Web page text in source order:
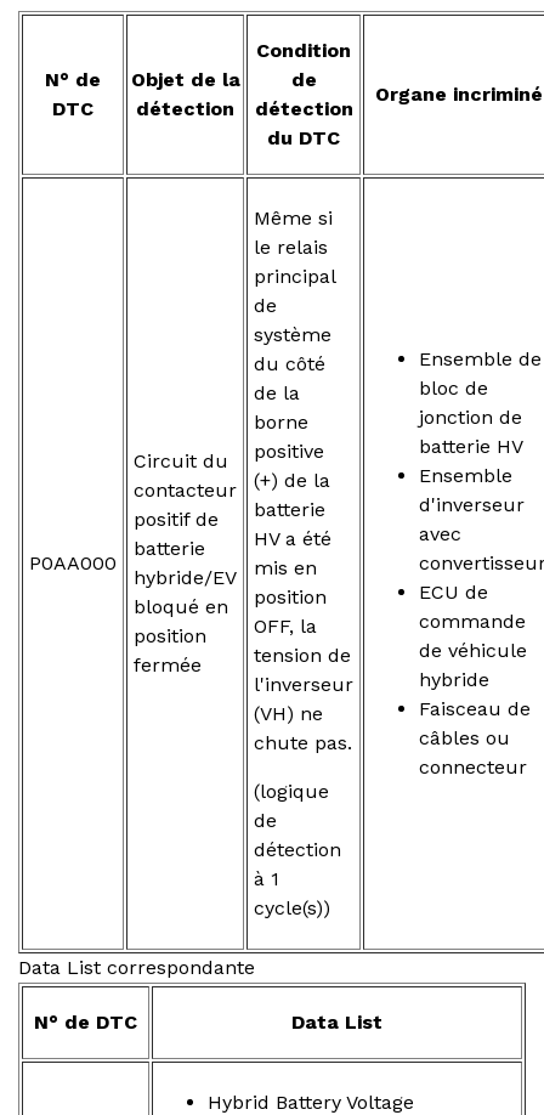
N° de
DTC
Objet de la
détection
Condition
de
détection
du DTC
Organe incriminé
P0AA000
Circuit du
contacteur
positif de
batterie
hybride/EV
bloqué en
position
fermée
Même si
le relais
principal
de
système
du côté
de la
borne
positive
(+) de la
batterie
HV a été
mis en
position
OFF, la
tension de
l'inverseur
(VH) ne
chute pas.
(logique
de
détection
à 1
cycle(s))
Ensemble de
bloc de
jonction de
batterie HV
Ensemble
d'inverseur
avec
ECU de
commande
de véhicule
hybride
Faisceau de
câbles ou
connecteur
Data List correspondante
N° de DTC Data List
Hybrid Battery Voltage